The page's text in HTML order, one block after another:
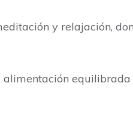
y relajación,
alimentación